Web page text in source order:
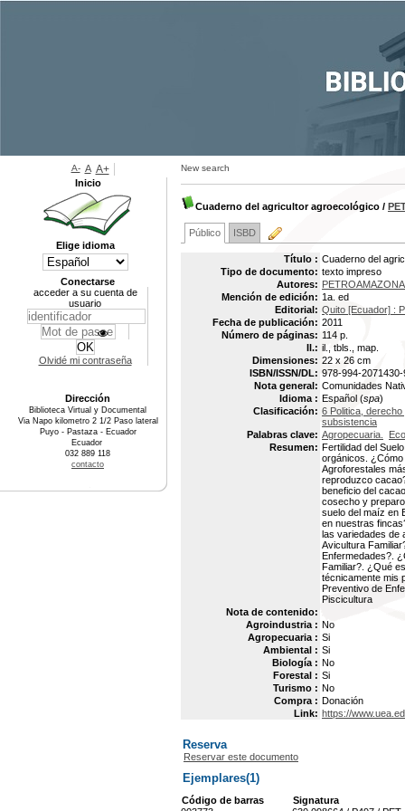
New search
Cuaderno del agricultor agroecológico /
Público ISBD
Título : Cuaderno del
Tipo de documento: texto impreso
Autores:
Mención de edición: 1a. ed
Editorial: Quito [Ecuador] :
Fecha de publicación: 2011
Número de páginas: 114 p.
Il.: il., tbls., map.
Dimensiones: 22 x 26 cm
ISBN/ISSN/DL: 978-994-2071430-
Nota general: Comunidades
Idioma : Español (spa)
Clasificación: 6 Politica,
subsistencia
Palabras clave: Agropecuaria.
Resumen: Fertilidad del
orgánicos.
Agroforestales
reproduzco
beneficio del
cosecho y
suelo del maíz en
en nuestras
las variedades de
Avicultura
Enfermedades?.
Familiar?. ¿Qué
técnicamente mis
Preventivo de
Piscicultura
Nota de contenido:
Agroindustria : No
Agropecuaria : Si
Ambiental : Si
Biología : No
Forestal : Si
Turismo : No
Compra : Donación
Link: https://
Reserva
Reservar este documento
Ejemplares(1)
Código de barras
Signatura
A- A A+
Inicio
Elige idioma
Conectarse
acceder a su cuenta de
usuario
Olvidé mi contraseña
Dirección
Biblioteca Virtual y Documental
Via Napo kilometro 2 1/2 Paso lateral
Puyo - Pastaza - Ecuador
Ecuador
032 889 118
contacto